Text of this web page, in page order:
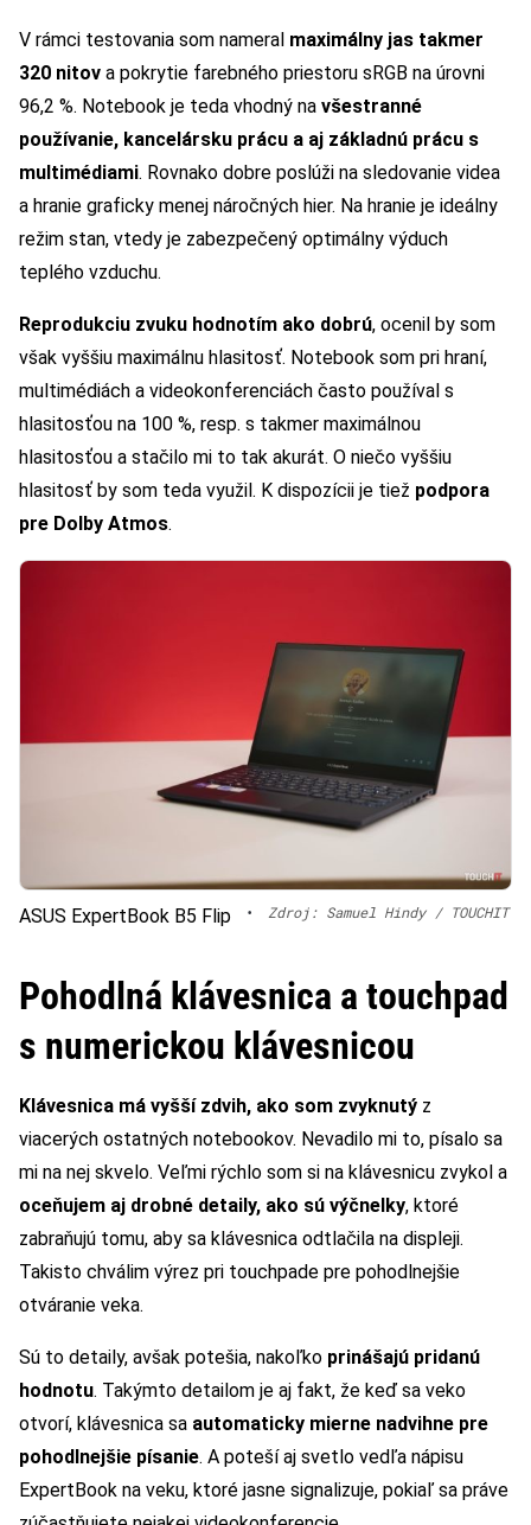
V rámci testovania som nameral maximálny jas takmer
320 nitov a pokrytie farebného priestoru sRGB na úrovni
96,2 %. Notebook je teda vhodný na všestranné
používanie, kancelársku prácu a aj základnú prácu s
multimédiami. Rovnako dobre poslúži na sledovanie videa
a hranie graficky menej náročných hier. Na hranie je ideálny
režim stan, vtedy je zabezpečený optimálny výduch
teplého vzduchu.
Reprodukciu zvuku hodnotím ako dobrú, ocenil by som
však vyššiu maximálnu hlasitosť. Notebook som pri hraní,
multimédiách a videokonferenciách často používal s
hlasitosťou na 100 %, resp. s takmer maximálnou
hlasitosťou a stačilo mi to tak akurát. O niečo vyššiu
hlasitosť by som teda využil. K dispozícii je tiež podpora
pre Dolby Atmos.
ASUS ExpertBook B5 Flip • Zdroj: Samuel Hindy / TOUCHIT
Pohodlná klávesnica a touchpad
s numerickou klávesnicou
Klávesnica má vyšší zdvih, ako som zvyknutý z
viacerých ostatných notebookov. Nevadilo mi to, písalo sa
mi na nej skvelo. Veľmi rýchlo som si na klávesnicu zvykol a
oceňujem aj drobné detaily, ako sú výčnelky, ktoré
zabraňujú tomu, aby sa klávesnica odtlačila na displeji.
Takisto chválim výrez pri touchpade pre pohodlnejšie
otváranie veka.
Sú to detaily, avšak potešia, nakoľko prinášajú pridanú
hodnotu. Takýmto detailom je aj fakt, že keď sa veko
otvorí, klávesnica sa automaticky mierne nadvihne pre
pohodlnejšie písanie. A poteší aj svetlo vedľa nápisu
ExpertBook na veku, ktoré jasne signalizuje, pokiaľ sa práve